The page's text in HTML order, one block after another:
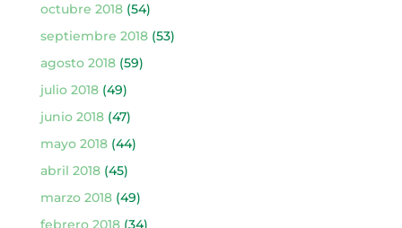
octubre 2018(54)
septiembre 2018(53)
agosto 2018(59)
julio 2018(49)
junio 2018(47)
mayo 2018(44)
abril 2018(45)
marzo 2018(49)
febrero 2018(34)